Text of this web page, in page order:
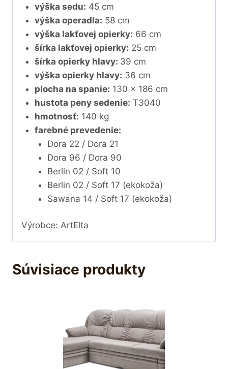
výška sedu: 45 cm
výška operadla: 58 cm
výška lakťovej opierky: 66 cm
šírka lakťovej opierky: 25 cm
šírka opierky hlavy: 39 cm
výška opierky hlavy: 36 cm
plocha na spanie: 130 x 186 cm
hustota peny sedenie: T3040
hmotnosť: 140 kg
farebné prevedenie:
Dora 22 / Dora 21
Dora 96 / Dora 90
Berlin 02 / Soft 10
Berlin 02 / Soft 17 (ekokoža)
Sawana 14 / Soft 17 (ekokoža)
Výrobce: ArtElta
Súvisiace produkty